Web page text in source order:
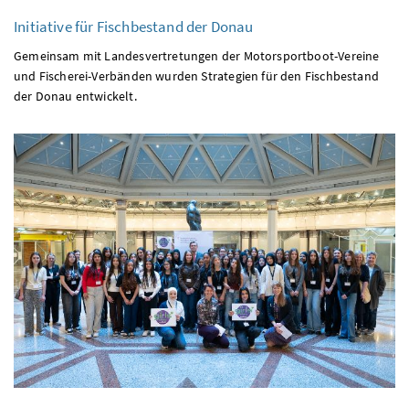
Initiative für Fischbestand der Donau
Gemeinsam mit Landesvertretungen der Motorsportboot-Vereine
und Fischerei-Verbänden wurden Strategien für den Fischbestand
der Donau entwickelt.